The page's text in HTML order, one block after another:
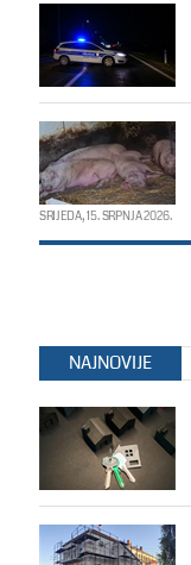
SRIJEDA, 15. SRPNJA 2026.
NAJNOVIJE